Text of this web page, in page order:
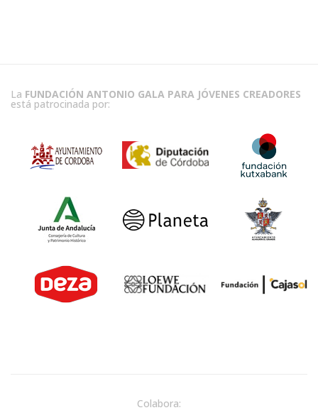
La FUNDACIÓN ANTONIO GALA PARA JÓVENES CREADORES
está patrocinada por:
Colabora: